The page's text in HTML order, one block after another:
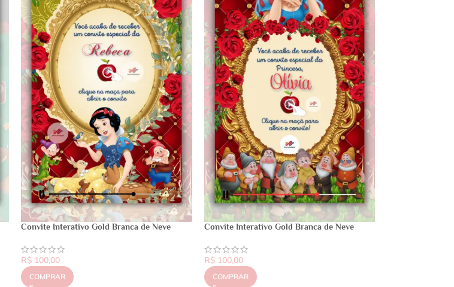
Convite Interativo Gold Branca de Neve
R$ 100,00
COMPRAR
Convite Interativo Gold Branca de Neve
R$100,00
COMPRAR